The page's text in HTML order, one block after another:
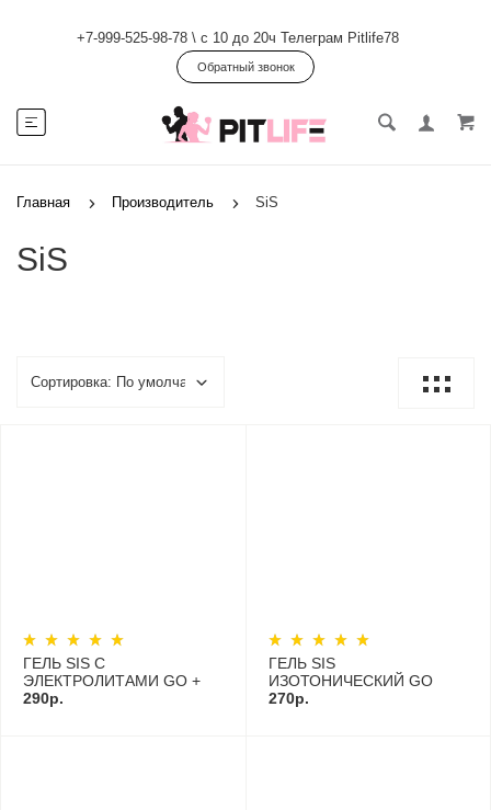
+7-999-525-98-78 \ с 10 до 20ч Телеграм Pitlife78
Обратный звонок
Главная Производитель SiS
SiS
ГЕЛЬ SIS С
ЭЛЕКТРОЛИТАМИ GO +
ELECTROLYTE 60МЛ
290р.
ГЕЛЬ SIS
ИЗОТОНИЧЕСКИЙ GO
ISOTONIC ENERGY
270р.